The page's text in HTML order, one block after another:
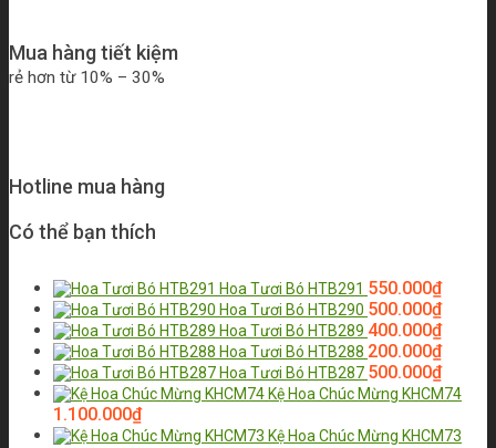
Mua hàng tiết kiệm
rẻ hơn từ 10% – 30%
Hotline mua hàng
Có thể bạn thích
Hoa Tươi Bó HTB291 550.000₫
Hoa Tươi Bó HTB290 500.000₫
Hoa Tươi Bó HTB289 400.000₫
Hoa Tươi Bó HTB288 200.000₫
Hoa Tươi Bó HTB287 500.000₫
Kệ Hoa Chúc Mừng KHCM74
1.100.000₫
Kệ Hoa Chúc Mừng KHCM73